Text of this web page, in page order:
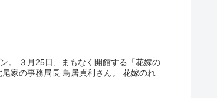
。 ３月25日、まもなく開館する「花嫁の
家の事務局長 鳥居貞利さん。 花嫁のれ